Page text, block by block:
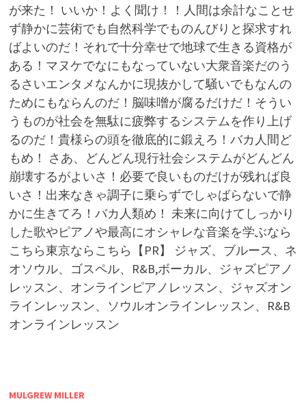
が来た！ いいか！よく聞け！！人間は余計なことせ
ず静かに芸術でも自然科学でものんびりと探求すれ
ばよいのだ！それで十分幸せで地球で生きる資格が
ある！マヌケでなにもなっていない大衆音楽だのう
るさいエンタメなんかに現抜かして騒いでもなんの
ためにもならんのだ！脳味噌が腐るだけだ！そうい
うものが社会を無駄に疲弊するシステムを作り上げ
るのだ！貴様らの頭を徹底的に鍛えろ！バカ人間ど
もめ！ さあ、どんどん現行社会システムがどんどん
崩壊するがよいさ！必要で良いものだけが残れば良
いさ！出来なきゃ調子に乗らずでしゃばらないで静
かに生きてろ！バカ人類め！ 未来に向けてしっかり
した歌やピアノや最高にオシャレな音楽を学ぶなら
こちら東京ならこちら【PR】 ジャズ、ブルース、ネ
オソウル、ゴスペル、R&B,ボーカル、ジャズピアノ
レッスン、オンラインピアノレッスン、ジャズオン
ラインレッスン、ソウルオンラインレッスン、R&B
オンラインレッスン
MULGREW MILLER